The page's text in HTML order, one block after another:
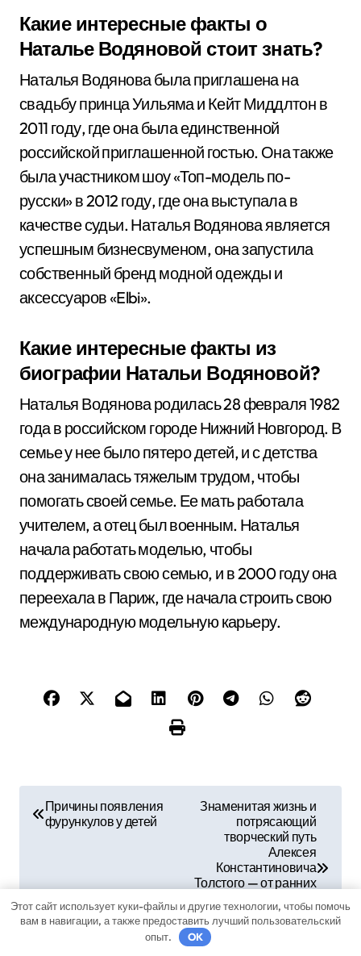
Какие интересные факты о
Наталье Водяновой стоит знать?
Наталья Водянова была приглашена на
свадьбу принца Уильяма и Кейт Миддлтон в
2011 году, где она была единственной
российской приглашенной гостью. Она также
была участником шоу «Топ-модель по-
русски» в 2012 году, где она выступала в
качестве судьи. Наталья Водянова является
успешным бизнесвуменом, она запустила
собственный бренд модной одежды и
аксессуаров «Elbi».
Какие интересные факты из
биографии Натальи Водяновой?
Наталья Водянова родилась 28 февраля 1982
года в российском городе Нижний Новгород. В
семье у нее было пятеро детей, и с детства
она занималась тяжелым трудом, чтобы
помогать своей семье. Ее мать работала
учителем, а отец был военным. Наталья
начала работать моделью, чтобы
поддерживать свою семью, и в 2000 году она
переехала в Париж, где начала строить свою
международную модельную карьеру.
и
г
Причины появления
фурункулов у детей
Знаменитая жизнь и
потрясающий
творческий путь
Алексея
Константиновича
Толстого — от ранних
признания в
литературе
Этот сайт использует куки-файлы и другие технологии, чтобы помочь
вам в навигации, а также предоставить лучший пользовательский
опыт.
OK